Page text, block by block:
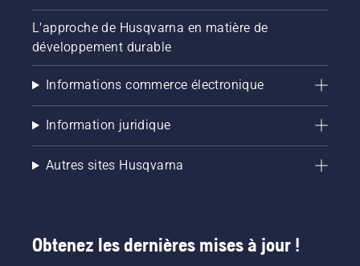
L'approche de Husqvarna en matière de
développement durable
Informations commerce électronique
Information juridique
Autres sites Husqvarna
Obtenez les dernières mises à jour !